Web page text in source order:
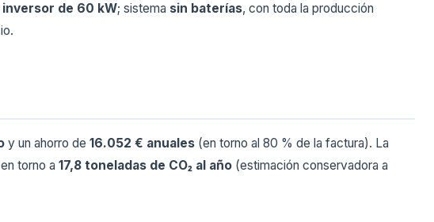
inversor de 60 kW; sistema sin baterías, con toda la producción
y un ahorro de 16.052 € anuales (en torno al 80 % de la factura). La
torno a 17,8 toneladas de CO₂ al año (estimación conservadora a